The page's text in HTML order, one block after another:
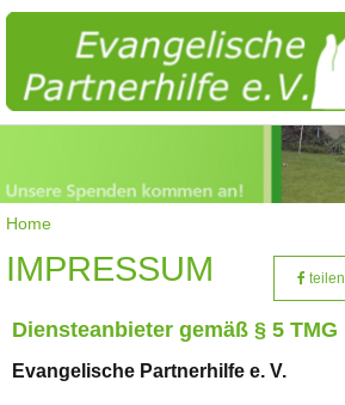
Home
IMPRESSUM teilen
Diensteanbieter gemäß § 5 TMG
Evangelische Partnerhilfe e. V.